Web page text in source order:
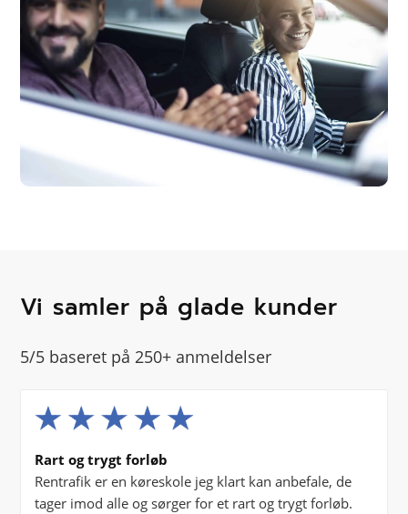
Vi samler på glade kunder
5/5 baseret på 250+ anmeldelser
Rart og trygt forløb
Rentrafik er en køreskole jeg klart kan anbefale, de
tager imod alle og sørger for et rart og trygt forløb.